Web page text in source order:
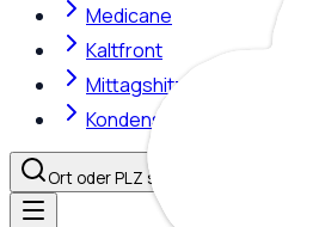
Medicane
Kaltfront
Mittagshitze
Kondensstreifen
Ort oder PLZ suchen…